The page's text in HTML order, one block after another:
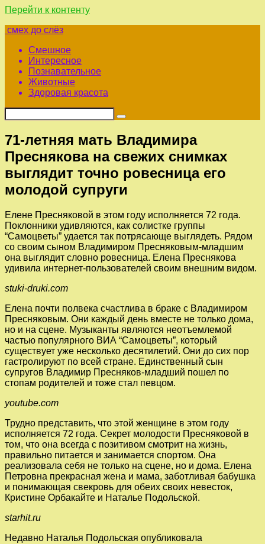
Перейти к контенту
смех до слёз
Смешное
Интересное
Познавательное
Животные
Здоровая красота
71-летняя мать Владимира
Преснякова на свежих снимках
выглядит точно ровесница его
молодой супруги
Елене Пресняковой в этом году исполняется 72 года.
Поклонники удивляются, как солистке группы
“Самоцветы” удается так потрясающе выглядеть. Рядом
со своим сыном Владимиром Пресняковым-младшим
она выглядит словно ровесница. Елена Преснякова
удивила интернет-пользователей своим внешним видом.
stuki-druki.com
Елена почти полвека счастлива в браке с Владимиром
Пресняковым. Они каждый день вместе не только дома,
но и на сцене. Музыканты являются неотъемлемой
частью популярного ВИА “Самоцветы”, который
существует уже несколько десятилетий. Они до сих пор
гастролируют по всей стране. Единственный сын
супругов Владимир Пресняков-младший пошел по
стопам родителей и тоже стал певцом.
youtube.com
Трудно представить, что этой женщине в этом году
исполняется 72 года. Секрет молодости Пресняковой в
том, что она всегда с позитивом смотрит на жизнь,
правильно питается и занимается спортом. Она
реализовала себя не только на сцене, но и дома. Елена
Петровна прекрасная жена и мама, заботливая бабушка
и понимающая свекровь для обеих своих невесток,
Кристине Орбакайте и Наталье Подольской.
starhit.ru
Недавно Наталья Подольская опубликовала